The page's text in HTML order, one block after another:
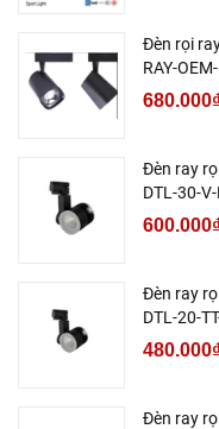
Đèn rọi
RAY-
Đèn ray
DTL-30-
Đèn ray
DTL-20-
Đèn ray